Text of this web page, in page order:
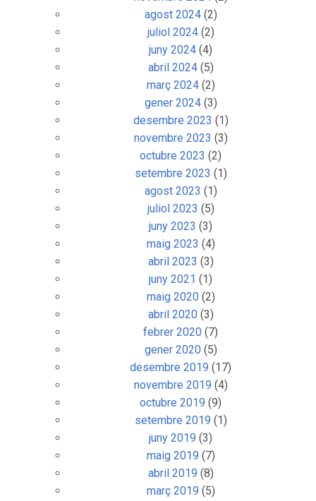
agost 2024(2)
juliol 2024(2)
juny 2024 (4)
abril 2024(5)
març 2024(2)
gener 2024(3)
desembre 2023 (1)
novembre 2023 (3)
octubre 2023 (2)
setembre 2023 (1)
agost 2023 (1)
juliol 2023 (5)
juny 2023 (3)
maig 2023 (4)
abril 2023 (3)
juny 2021 (1)
maig 2020(2)
abril 2020(3)
febrer 2020 (7)
gener 2020(5)
desembre 2019 (17)
novembre 2019 (4)
octubre 2019 (9)
setembre 2019 (1)
juny 2019 (3)
maig 2019 (7)
abril 2019 (8)
març 2019 (5)